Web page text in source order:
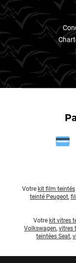
Xpeng
Votre kit film teintés
teinté Peugeot,
Votre kit vitres
Volkswagen, vitres
teintées Seat,